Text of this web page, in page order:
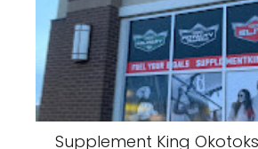
Supplement King